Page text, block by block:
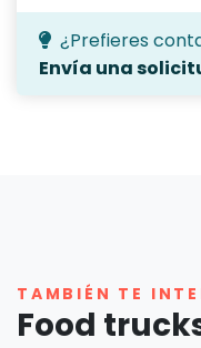
¿Prefieres
Envía una
TAMBIÉN TE
Food